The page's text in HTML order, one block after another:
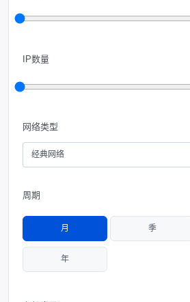
IP数量
网络类型
经典网络
周期
月 季
年